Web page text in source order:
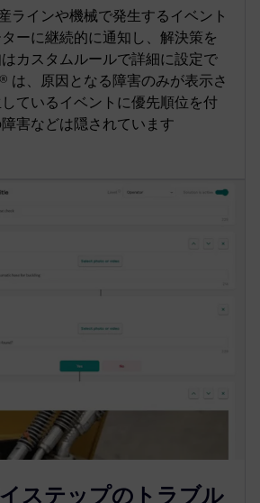
ラインや機械で発生するイベント
ーに継続的に通知し、解決策を
カスタムルールで詳細に設定で
は、原因となる障害のみが表示さ
ているイベントに優先順位を付
害などは隠されています
ステップのトラブル